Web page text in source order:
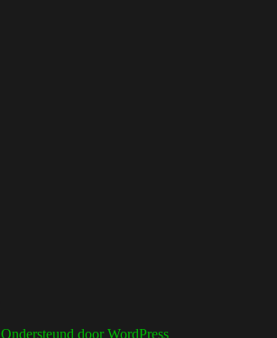
Ondersteund door WordPress